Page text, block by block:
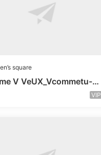
square
V VeUX_Vcommetu-3F
VIP